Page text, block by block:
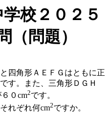
校２０２５
（問題）
四角形ＡＥＦＧはともに正
す。また、三角形ＤＧＨ
０cm2です。
れぞれ何cm2ですか。